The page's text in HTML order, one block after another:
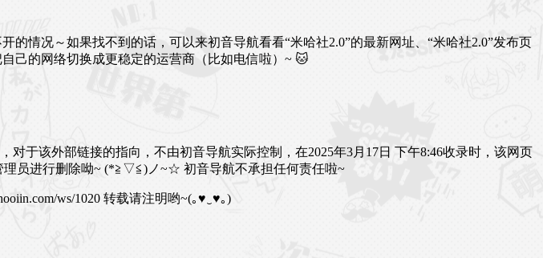
情况～如果找不到的话，可以来初音导航看看“米哈社2.0”的最新网址、“米哈社2.0”发布页
己的网络切换成更稳定的运营商（比如电信啦）~ 🐱
于该外部链接的指向，不由初音导航实际控制，在2025年3月17日 下午8:46收录时，该网页
管理员进行删除呦~ (*≧▽≦)ノ~☆ 初音导航不承担任何责任啦~
ws/1020 转载请注明哟~(｡♥‿♥｡)